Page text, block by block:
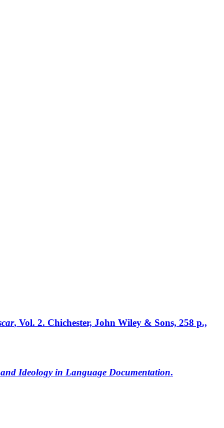
, Vol. 2. Chichester, John Wiley & Sons, 258 p.,
Ideology in Language Documentation.